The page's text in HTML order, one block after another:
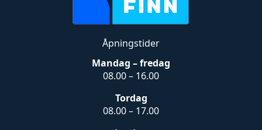
Åpningstider
Mandag – fredag
08.00 – 16.00
Tordag
08.00 – 17.00